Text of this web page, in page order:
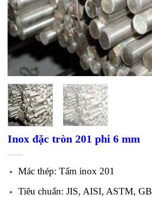
Inox đặc tròn 201 phi 6 mm
Mác thép: Tấm inox 201
Tiêu chuẩn: JIS, AISI, ASTM, GB